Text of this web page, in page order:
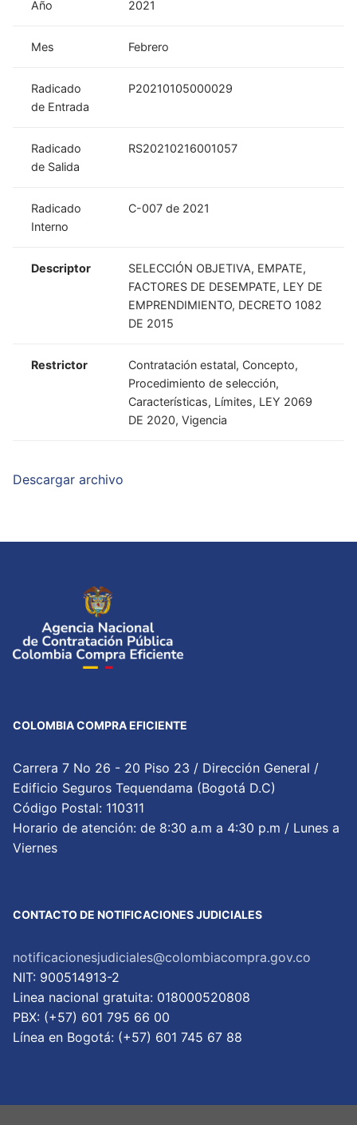
Año 2021
Mes Febrero
Radicado
de Entrada
P20210105000029
Radicado
de Salida
RS20210216001057
Radicado
Interno
C-007 de 2021
Descriptor
SELECCIÓN OBJETIVA, EMPATE,
FACTORES DE DESEMPATE, LEY DE
EMPRENDIMIENTO, DECRETO 1082
DE 2015
Restrictor
Contratación estatal, Concepto,
Procedimiento de selección,
Características, Límites, LEY 2069
DE 2020, Vigencia
Descargar archivo
COLOMBIA COMPRA EFICIENTE
Carrera 7 No 26 - 20 Piso 23 / Dirección General /
Edificio Seguros Tequendama (Bogotá D.C)
Código Postal: 110311
Horario de atención: de 8:30 a.m a 4:30 p.m / Lunes a
Viernes
CONTACTO DE NOTIFICACIONES JUDICIALES
notificacionesjudiciales@colombiacompra.gov.co
NIT: 900514913-2
Linea nacional gratuita: 018000520808
PBX: (+57) 601 795 66 00
Lí­nea en Bogotá: (+57) 601 745 67 88